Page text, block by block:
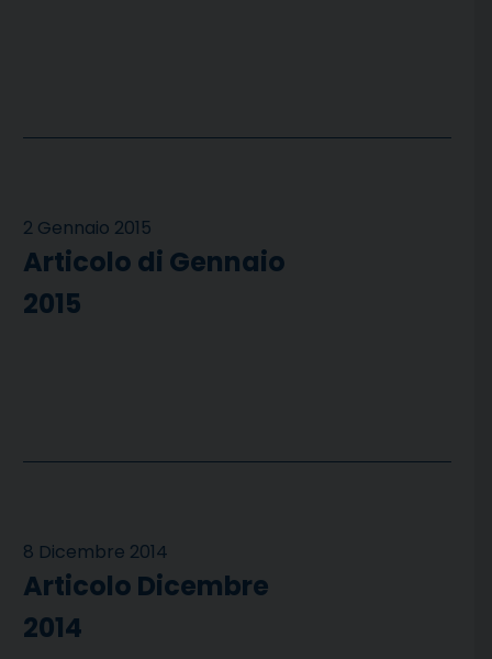
2 Gennaio 2015
Articolo di Gennaio
2015
8 Dicembre 2014
Articolo Dicembre
2014